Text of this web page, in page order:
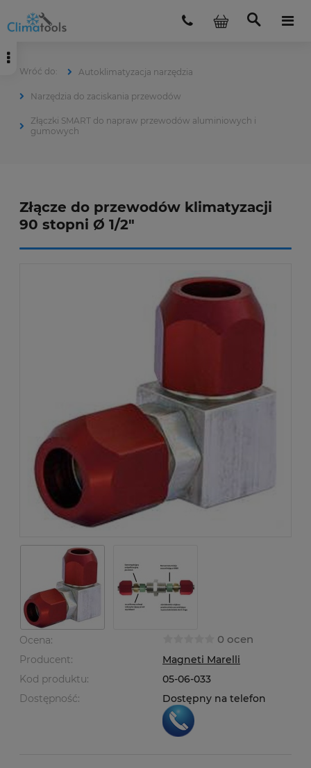
Autoklimatyzacja narzędzia
Narzędzia do zaciskania przewodów
Złączki SMART do napraw przewodów aluminiowych i
gumowych
Złącze do przewodów klimatyzacji
90 stopni Ø 1/2"
Ocena: 0 ocen
Producent:
Magneti Marelli
Kod produktu:
05-06-033
Dostępność:
Dostępny na telefon